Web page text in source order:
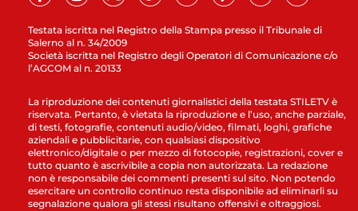
Testata iscritta nel Registro della Stampa presso il Tribunale di
Salerno al n. 34/2009
Società iscritta nel Registro degli Operatori di Comunicazione c/o
l’AGCOM al n. 20133
La riproduzione dei contenuti giornalistici della testata STILETV è
riservata. Pertanto, è vietata la riproduzione e l’uso, anche parziale,
di testi, fotografie, contenuti audio/video, filmati, loghi, grafiche
aziendali e pubblicitarie, con qualsiasi dispositivo
elettronico/digitale o per mezzo di fotocopie, registrazioni, cover e
tutto quanto è ascrivibile a copia non autorizzata. La redazione
non è responsabile dei commenti presenti sul sito. Non potendo
esercitare un controllo continuo resta disponibile ad eliminarli su
segnalazione qualora gli stessi risultano offensivi e oltraggiosi.